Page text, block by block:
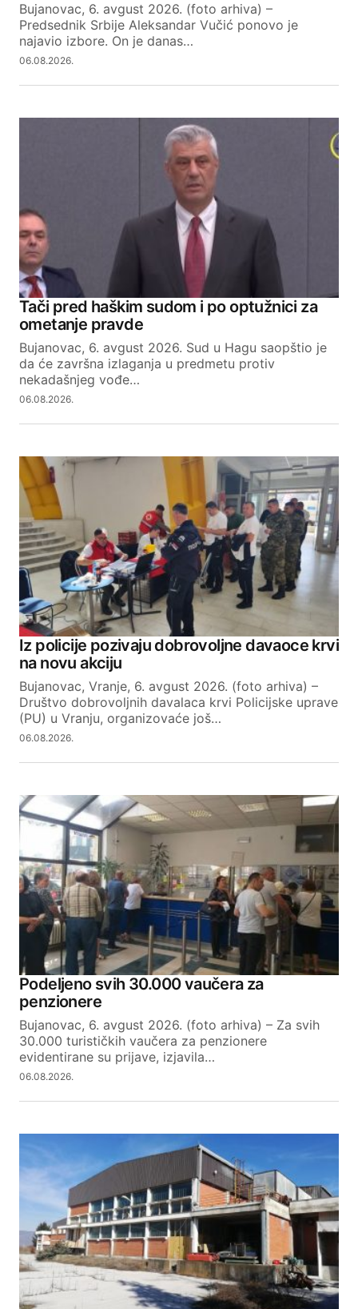
Bujanovac, 6. avgust 2026. (foto arhiva) –
Predsednik Srbije Aleksandar Vučić ponovo je
najavio izbore. On je danas…
06.08.2026.
Tači pred haškim sudom i po optužnici za
ometanje pravde
Bujanovac, 6. avgust 2026. Sud u Hagu saopštio je
da će završna izlaganja u predmetu protiv
nekadašnjeg vođe…
06.08.2026.
Iz policije pozivaju dobrovoljne davaoce krvi
na novu akciju
Bujanovac, Vranje, 6. avgust 2026. (foto arhiva) –
Društvo dobrovoljnih davalaca krvi Policijske uprave
(PU) u Vranju, organizovaće još…
06.08.2026.
Podeljeno svih 30.000 vaučera za
penzionere
Bujanovac, 6. avgust 2026. (foto arhiva) – Za svih
30.000 turističkih vaučera za penzionere
evidentirane su prijave, izjavila…
06.08.2026.